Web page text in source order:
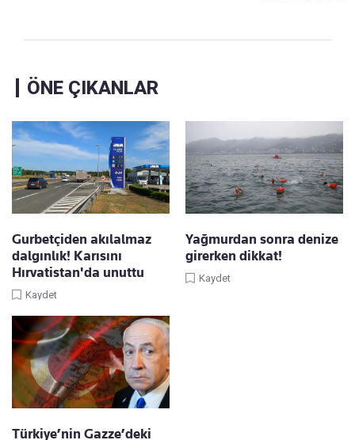
ÖNE ÇIKANLAR
Gurbetçiden akılalmaz
dalgınlık! Karısını
Hırvatistan'da unuttu
Kaydet
Yağmurdan sonra denize
girerken dikkat!
Kaydet
Türkiye’nin Gazze’deki